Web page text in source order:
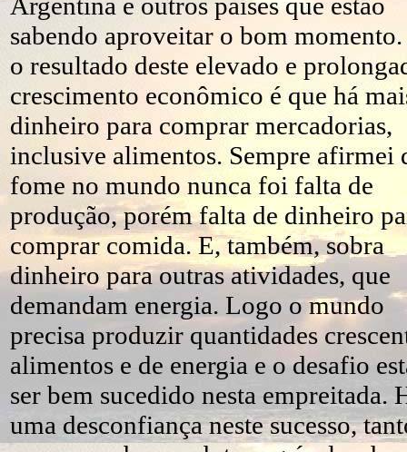
sabendo aproveitar o bom
o resultado deste elevado e
crescimento econômico é que há
dinheiro para comprar mercadorias,
inclusive alimentos. Sempre afirmei
fome no mundo nunca foi falta de
produção, porém falta de dinheiro
comprar comida. E, também, sobra
dinheiro para outras atividades, que
demandam energia. Logo o mundo
precisa produzir quantidades
alimentos e de energia e o desafio
ser bem sucedido nesta empreitada.
uma desconfiança neste sucesso,